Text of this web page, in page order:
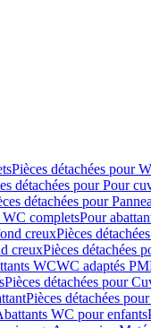
Pièces détachées pour
détachées pour Pour
détachées pour
WC completsPour
creuxPièces
creuxPièces détachées
WCWC adaptés
Pièces détachées pour
Pièces détachées
WC pour enfants